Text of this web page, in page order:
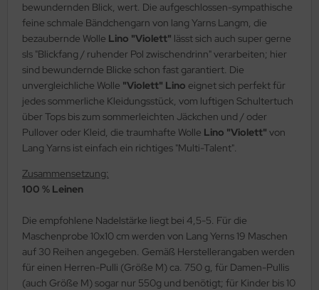
bewundernden Blick, wert. Die aufgeschlossen-sympathische
feine schmale Bändchengarn von lang Yarns Langm, die
bezaubernde Wolle Lino "Violett" lässt sich auch super gerne
sls "Blickfang / ruhender Pol zwischendrinn" verarbeiten; hier
sind bewundernde Blicke schon fast garantiert. Die
unvergleichliche Wolle "Violett" Lino eignet sich perfekt für
jedes sommerliche Kleidungsstück, vom luftigen Schultertuch
über Tops bis zum sommerleichten Jäckchen und / oder
Pullover oder Kleid, die traumhafte Wolle Lino "Violett" von
Lang Yarns ist einfach ein richtiges "Multi-Talent".
Zusammensetzung:
100 % Leinen
Die empfohlene Nadelstärke liegt bei 4,5-5. Für die
Maschenprobe 10x10 cm werden von Lang Yerns 19 Maschen
auf 30 Reihen angegeben. Gemäß Herstellerangaben werden
für einen Herren-Pulli (Größe M) ca. 750 g, für Damen-Pullis
(auch Größe M) sogar nur 550g und benötigt; für Kinder bis 10